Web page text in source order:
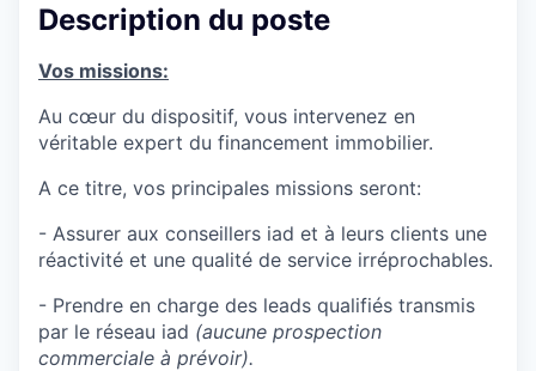
Description du poste
Vos missions:
Au cœur du dispositif, vous intervenez en
véritable expert du financement immobilier.
A ce titre, vos principales missions seront:
- Assurer aux conseillers iad et à leurs clients une
réactivité et une qualité de service irréprochables.
- Prendre en charge des leads qualifiés transmis
par le réseau iad (aucune prospection
commerciale à prévoir).